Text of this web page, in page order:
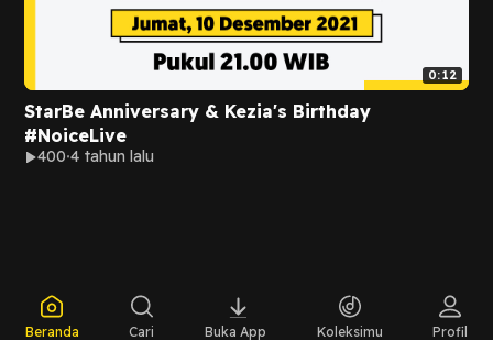
0:12
StarBe Anniversary & Kezia's Birthday
#NoiceLive
400 4 tahun lalu
Beranda Cari Buka App Koleksimu Profil